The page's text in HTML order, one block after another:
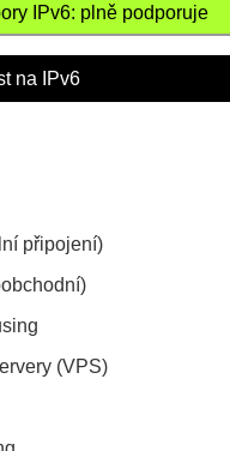
IPv6: plně podporuje
na IPv6
připojení)
(VPS)